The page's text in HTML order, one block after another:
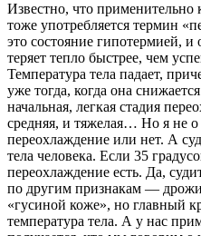
Известно, что применительно
тоже употребляется термин
это состояние гипотермией,
теряет тепло быстрее, чем
Температура тела падает,
уже тогда, когда она
начальная, легкая стадия
средняя, и тяжелая… Но я не о
переохлаждение или нет. А
тела человека. Если 35
переохлаждение есть. Да,
по другим признакам — дрожи
«гусиной коже», но главный
температура тела. А у нас